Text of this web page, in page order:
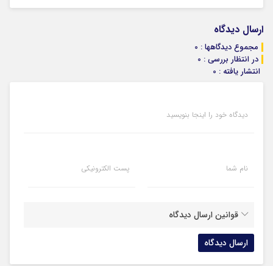
ارسال دیدگاه
مجموع دیدگاهها : 0
در انتظار بررسی : 0
انتشار یافته : 0
دیدگاه خود را اینجا بنویسید
نام شما پست الکترونیکی
قوانین ارسال دیدگاه